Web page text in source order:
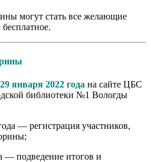
могут стать все желающие
января 2022 года на сайте ЦБС
библиотеки №1 Вологды
— регистрация участников,
— подведение итогов и